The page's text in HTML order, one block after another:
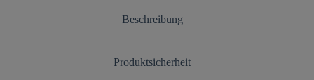
Beschreibung
Produktsicherheit